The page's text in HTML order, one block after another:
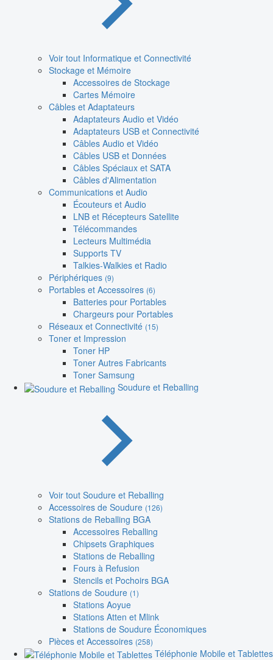
Voir tout Informatique et Connectivité
Stockage et Mémoire
Accessoires de Stockage
Cartes Mémoire
Câbles et Adaptateurs
Adaptateurs Audio et Vidéo
Adaptateurs USB et Connectivité
Câbles Audio et Vidéo
Câbles USB et Données
Câbles Spéciaux et SATA
Câbles d'Alimentation
Communications et Audio
Écouteurs et Audio
LNB et Récepteurs Satellite
Télécommandes
Lecteurs Multimédia
Supports TV
Talkies-Walkies et Radio
Périphériques (9)
Portables et Accessoires (6)
Batteries pour Portables
Chargeurs pour Portables
Réseaux et Connectivité (15)
Toner et Impression
Toner HP
Toner Autres Fabricants
Toner Samsung
Soudure et Reballing
Voir tout Soudure et Reballing
Accessoires de Soudure (126)
Stations de Reballing BGA
Accessoires Reballing
Chipsets Graphiques
Stations de Reballing
Fours à Refusion
Stencils et Pochoirs BGA
Stations de Soudure (1)
Stations Aoyue
Stations Atten et Mlink
Stations de Soudure Économiques
Pièces et Accessoires (258)
Téléphonie Mobile et Tablettes